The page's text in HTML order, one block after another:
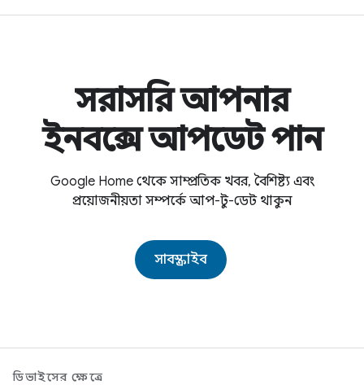
সরাসরি আপনার
ইনবক্সে আপডেট পান
Google Home থেকে সাম্প্রতিক খবর, বৈশিষ্ট্য এবং
প্রয়োজনীয়তা সম্পর্কে আপ-টু-ডেট থাকুন
সাবস্ক্রাইব
ডিভাইসের ক্ষেত্রে